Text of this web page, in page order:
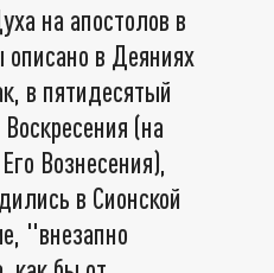
на апостолов в
в Деяниях
в пятидесятый
(на
Вознесения),
в Сионской
"внезапно